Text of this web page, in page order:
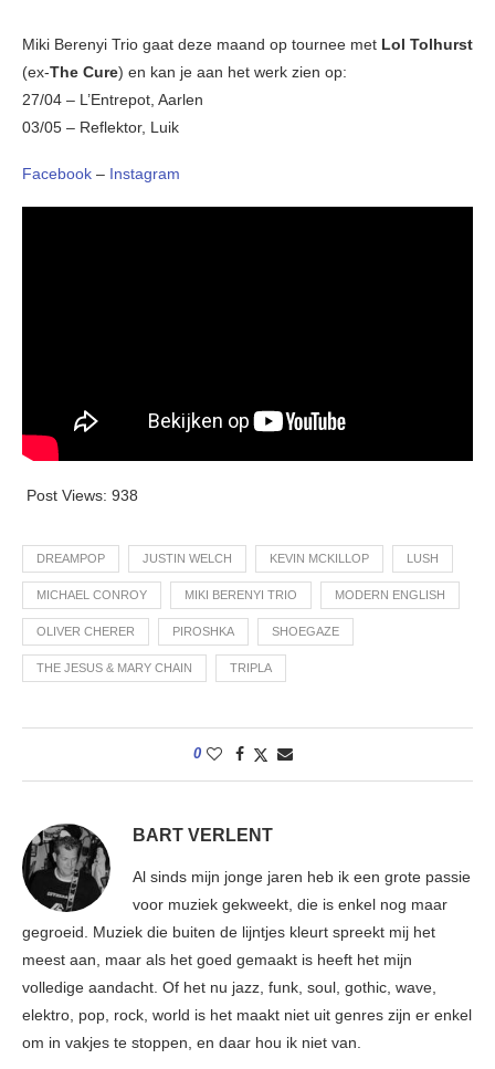
Miki Berenyi Trio gaat deze maand op tournee met Lol Tolhurst
(ex-The Cure) en kan je aan het werk zien op:
27/04 – L’Entrepot, Aarlen
03/05 – Reflektor, Luik
Facebook – Instagram
Post Views: 938
DREAMPOP JUSTIN WELCH KEVIN MCKILLOP LUSH
MICHAEL CONROY MIKI BERENYI TRIO MODERN ENGLISH
OLIVER CHERER PIROSHKA SHOEGAZE
THE JESUS & MARY CHAIN TRIPLA
0
BART VERLENT
Al sinds mijn jonge jaren heb ik een grote passie
voor muziek gekweekt, die is enkel nog maar
gegroeid. Muziek die buiten de lijntjes kleurt spreekt mij het
meest aan, maar als het goed gemaakt is heeft het mijn
volledige aandacht. Of het nu jazz, funk, soul, gothic, wave,
elektro, pop, rock, world is het maakt niet uit genres zijn er enkel
om in vakjes te stoppen, en daar hou ik niet van.